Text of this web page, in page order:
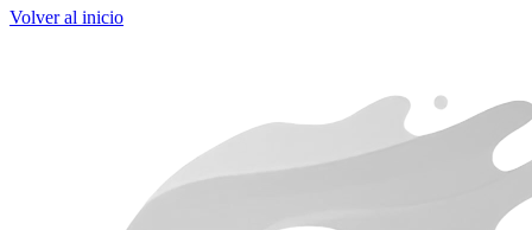
Volver al inicio